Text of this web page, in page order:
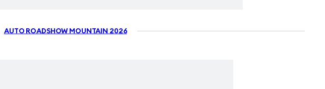
AUTO ROADSHOW MOUNTAIN 2026